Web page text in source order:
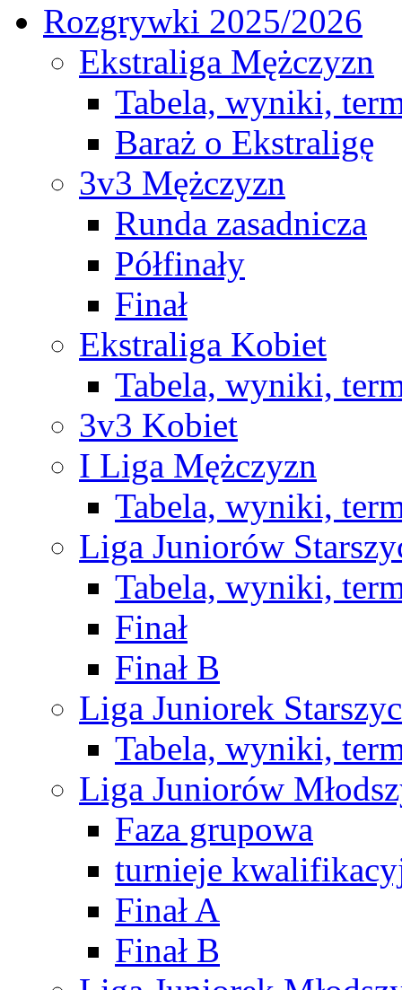
Rozgrywki 2025/2026
Ekstraliga Mężczyzn
Tabela, wyniki,
Baraż o Ekstraligę
3v3 Mężczyzn
Runda zasadnicza
Półfinały
Finał
Ekstraliga Kobiet
Tabela, wyniki,
3v3 Kobiet
I Liga Mężczyzn
Tabela, wyniki,
Liga Juniorów
Tabela, wyniki,
Finał
Finał B
Liga Juniorek
Tabela, wyniki,
Liga Juniorów
Faza grupowa
turnieje
Finał A
Finał B